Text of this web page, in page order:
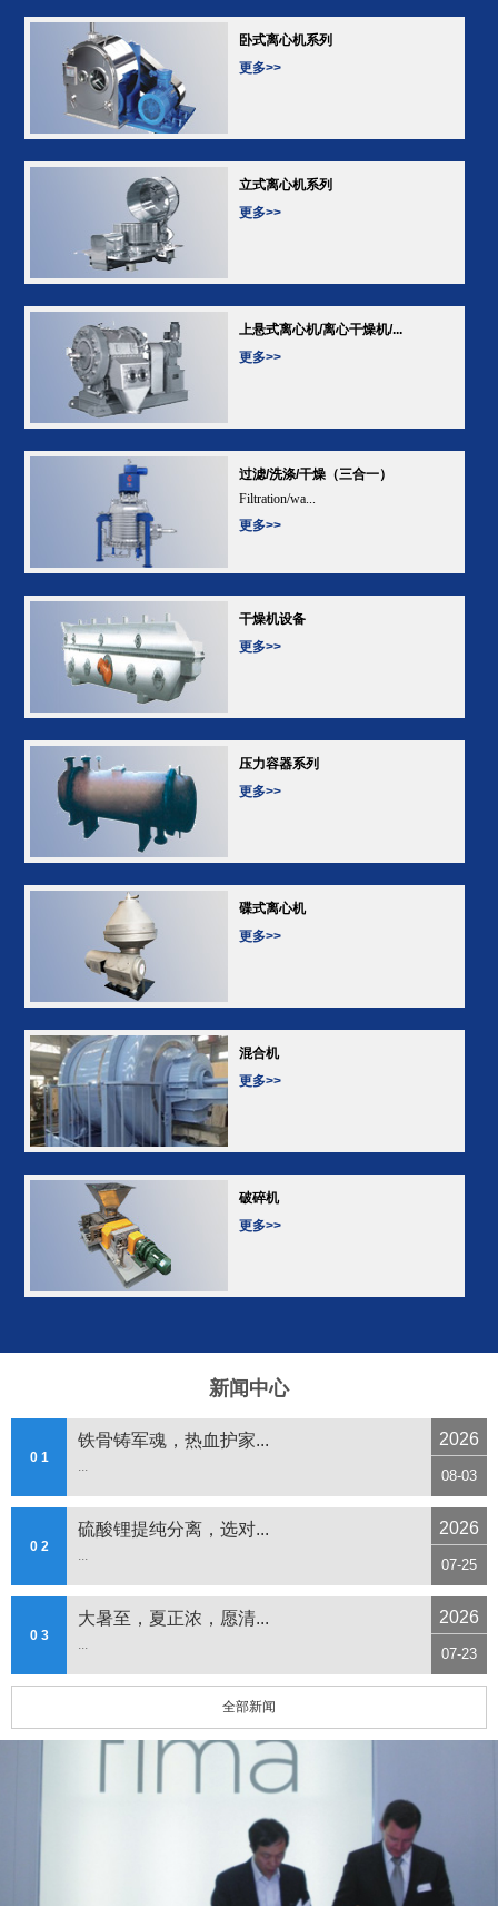
卧式离心机系列
更多>>
立式离心机系列
更多>>
上悬式离心机/离心干燥机/...
更多>>
过滤/洗涤/干燥（三合一）
Filtration/wa...
更多>>
干燥机设备
更多>>
压力容器系列
更多>>
碟式离心机
更多>>
混合机
更多>>
破碎机
更多>>
新闻中心
0 1
铁骨铸军魂，热血护家...
...
2026
08-03
0 2
硫酸锂提纯分离，选对...
...
2026
07-25
0 3
大暑至，夏正浓，愿清...
...
2026
07-23
全部新闻